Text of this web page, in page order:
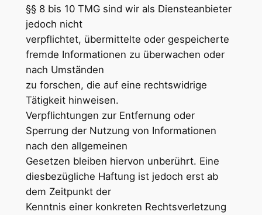
§§ 8 bis 10 TMG sind wir als Diensteanbieter
jedoch nicht
verpflichtet, übermittelte oder gespeicherte
fremde Informationen zu überwachen oder
nach Umständen
zu forschen, die auf eine rechtswidrige
Tätigkeit hinweisen.
Verpflichtungen zur Entfernung oder
Sperrung der Nutzung von Informationen
nach den allgemeinen
Gesetzen bleiben hiervon unberührt. Eine
diesbezügliche Haftung ist jedoch erst ab
dem Zeitpunkt der
Kenntnis einer konkreten Rechtsverletzung